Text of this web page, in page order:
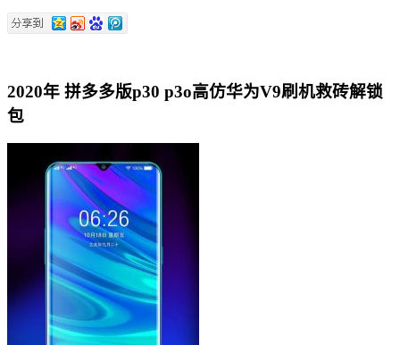
2020年 拼多多版p30 p3o高仿华为V9刷机救砖解锁
包